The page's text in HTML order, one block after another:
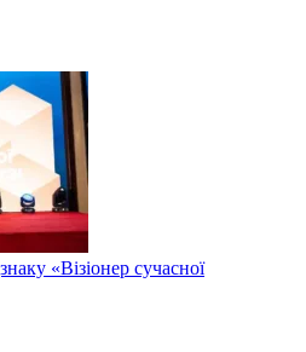
«Візіонер сучасної